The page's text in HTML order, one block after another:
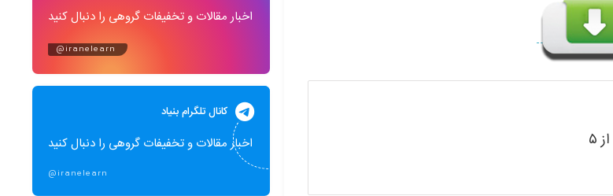
از ۵
اخبار مقالات و تخفیفات گروهی را دنبال کنید
@iranelearn
کانال تلگرام بنیاد
اخبار مقالات و تخفیفات گروهی را دنبال کنید
@iranelearn